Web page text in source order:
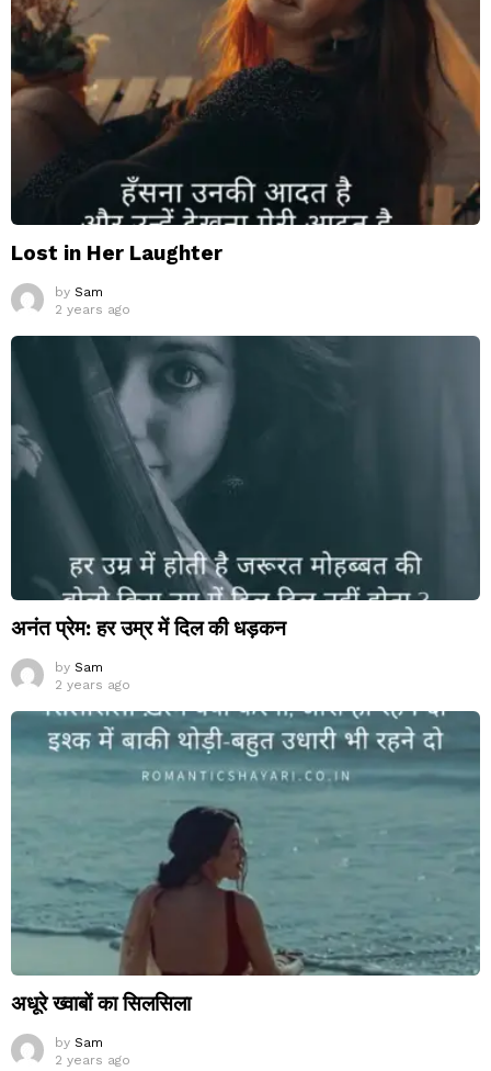
Lost in Her Laughter
by Sam
2 years ago
अनंत प्रेम: हर उम्र में दिल की धड़कन
by Sam
2 years ago
अधूरे ख्वाबों का सिलसिला
by Sam
2 years ago